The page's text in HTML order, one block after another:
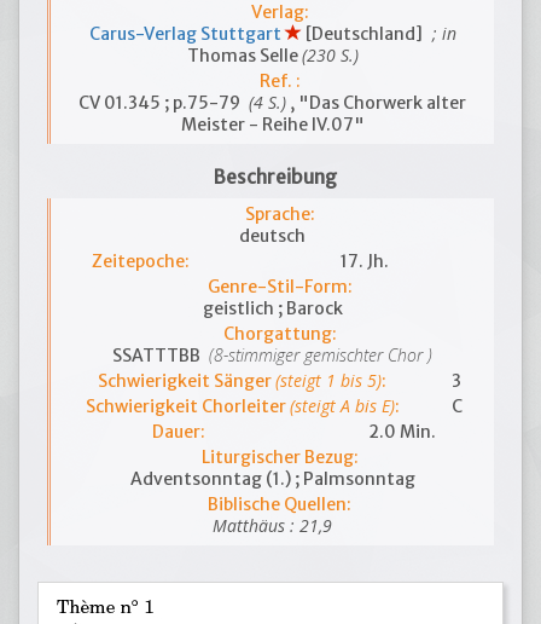
Verlag:
Carus-Verlag Stuttgart
[Deutschland] ; in
Thomas Selle(230 S.)
Ref. :
CV 01.345 ; p.75-79 (4 S.) , "Das Chorwerk alter
Meister - Reihe IV.07"
Beschreibung
Sprache:
deutsch
Zeitepoche:
17. Jh.
Genre-Stil-Form:
geistlich ; Barock
Chorgattung:
SSATTTBB (8-stimmiger gemischter Chor )
Schwierigkeit Sänger(steigt 1 bis 5):
3
Schwierigkeit Chorleiter(steigt A bis E):
C
Dauer:
2.0 Min.
Liturgischer Bezug:
Adventsonntag (1.) ; Palmsonntag
Biblische Quellen:
Matthäus : 21,9